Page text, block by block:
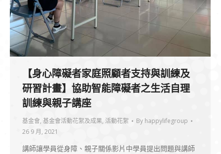
【身心障礙者家庭照顧者支持與訓練及
研習計畫】協助智能障礙者之生活自理
訓練與親子講座
基金會, 基金會活動花絮及成果, 活動花絮 By happylifegroup
26 9 月, 2021
講師讓學員從身障、親子關係影片中學員提出問題與講師